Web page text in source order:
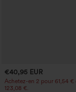
€40,95 EUR
Achetez-en 2 pour 61,54
123,08 €.